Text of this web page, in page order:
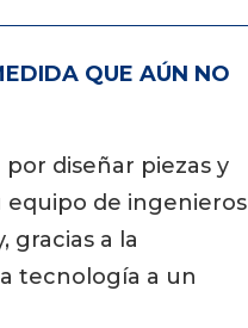
QUE AÚN NO
diseñar piezas y
equipo de ingenieros
gracias a la
tecnología a un